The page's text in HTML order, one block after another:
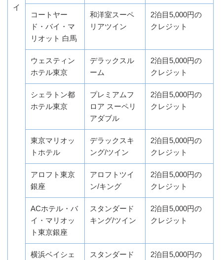
イ
コートヤー
ド・バイ・マ
リオット 白馬
和洋室スーペ
リアツイン
2泊目5,000円の
クレジット
ウェスティン
ホテル東京
デラックスル
ーム
2泊目5,000円の
クレジット
シェラトン都
ホテル東京
プレミアムフ
ロア スーペリ
アダブル
2泊目5,000円の
クレジット
東京マリオッ
トホテル
デラックスキ
ング/ツイン
2泊目5,000円の
クレジット
アロフト東京
銀座
アロフトツイ
ン/キング
2泊目5,000円の
クレジット
ACホテル・バ
イ・マリオッ
ト東京銀座
スタンダード
キング/ツイン
2泊目5,000円の
クレジット
横浜ベイシェ
スタンダード
2泊目5,000円の